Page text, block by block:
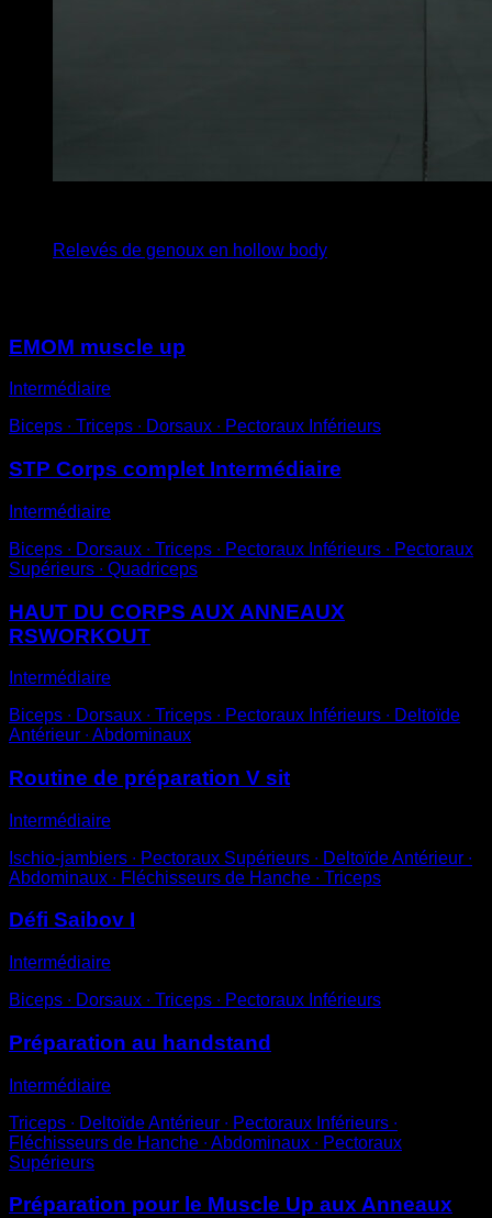
Relevés de genoux en hollow body
EMOM muscle up
Intermédiaire
Biceps ∙ Triceps ∙ Dorsaux ∙ Pectoraux Inférieurs
STP Corps complet Intermédiaire
Intermédiaire
Biceps ∙ Dorsaux ∙ Triceps ∙ Pectoraux Inférieurs ∙ Pectoraux
Supérieurs ∙ Quadriceps
HAUT DU CORPS AUX ANNEAUX
RSWORKOUT
Intermédiaire
Biceps ∙ Dorsaux ∙ Triceps ∙ Pectoraux Inférieurs ∙ Deltoïde
Antérieur ∙ Abdominaux
Routine de préparation V sit
Intermédiaire
Ischio-jambiers ∙ Pectoraux Supérieurs ∙ Deltoïde Antérieur ∙
Abdominaux ∙ Fléchisseurs de Hanche ∙ Triceps
Défi Saibov I
Intermédiaire
Biceps ∙ Dorsaux ∙ Triceps ∙ Pectoraux Inférieurs
Préparation au handstand
Intermédiaire
Triceps ∙ Deltoïde Antérieur ∙ Pectoraux Inférieurs ∙
Fléchisseurs de Hanche ∙ Abdominaux ∙ Pectoraux
Supérieurs
Préparation pour le Muscle Up aux Anneaux